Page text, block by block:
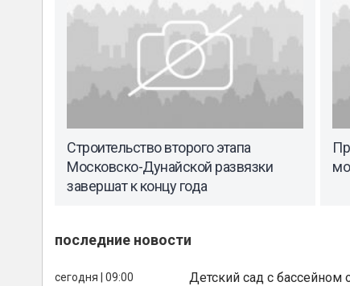
Строительство второго этапа
Московско-Дунайской развязки
завершат к концу года
последние новости
сегодня | 09:00 Детский сад с бассейном